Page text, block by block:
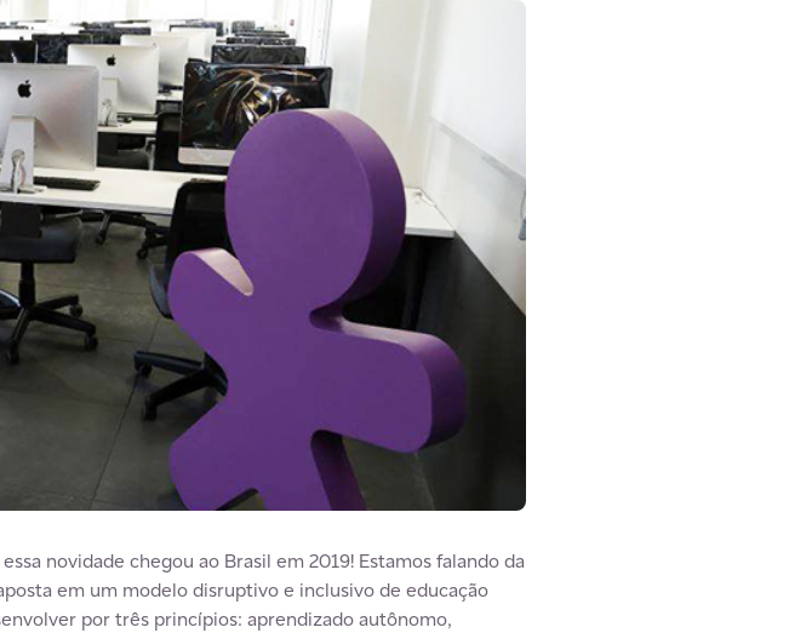
novidade chegou ao Brasil em 2019! Estamos falando da
em um modelo disruptivo e inclusivo de educação
por três princípios: aprendizado autônomo,